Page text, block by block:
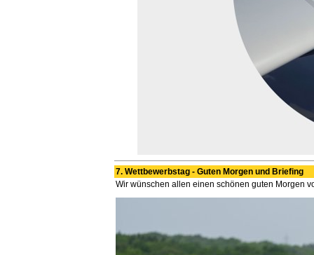
7. Wettbewerbstag - Guten Morgen und Briefing
Wir wünschen allen einen schönen guten Morgen